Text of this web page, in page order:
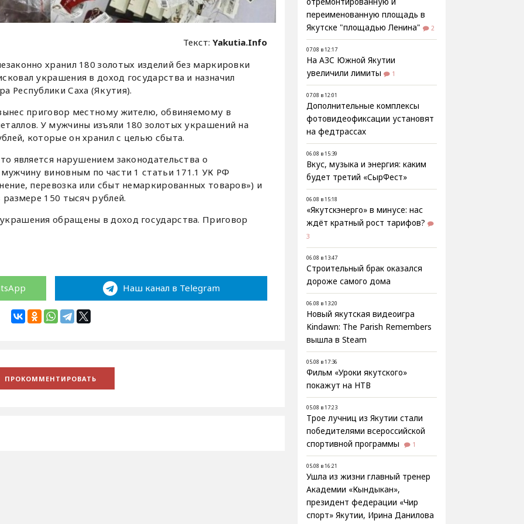
Текст:Yakutia.Info
хранил 180 золотых изделий без маркировки
украшения в доход государства и назначил
Республики Саха (Якутия).
приговор местному жителю, обвиняемому в
У мужчины изъяли 180 золотых украшений на
которые он хранил с целью сбыта.
является нарушением законодательства о
виновным по части 1 статьи 171.1 УК РФ
перевозка или сбыт немаркированных товаров») и
150 тысяч рублей.
обращены в доход государства. Приговор
Наш канал в Telegram
переименованную площадь в
Якутске "площадью Ленина"
2
07.08 в 12:17
На АЗС Южной Якутии
увеличили лимиты
1
07.08 в 12:01
Дополнительные комплексы
фотовидеофиксации установят
на федтрассах
06.08 в 15:39
Вкус, музыка и энергия: каким
будет третий «СырФест»
06.08 в 15:18
«Якутскэнерго» в минусе: нас
ждёт кратный рост тарифов?
3
06.08 в 13:47
Строительный брак оказался
дороже самого дома
06.08 в 13:20
Новый якутская видеоигра
Kindawn: The Parish Remembers
вышла в Steam
05.08 в 17:36
Фильм «Уроки якутского»
покажут на НТВ
05.08 в 17:23
Трое лучниц из Якутии стали
победителями всероссийской
спортивной программы
1
05.08 в 16:21
Ушла из жизни главный тренер
Академии «Кындыкан»,
президент федерации «Чир
спорт» Якутии, Ирина Данилова